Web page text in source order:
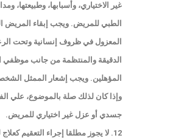
غير الاختياري، وأسبابها، وطبيعتها،
الطبي للمريض. ويجب إبقاء المريض
المعزول في ظروف إنسانية وتحت
الدقيقة والمنتظمة من جانب موظفي
المؤهلين. ويجب إشعار الممثل
وإذا كان لذلك صلة بالموضوع، علي
جسدي أو عزل غير اختياري للمريض.
12. لا يجوز مطلقا إجراء التعقيم